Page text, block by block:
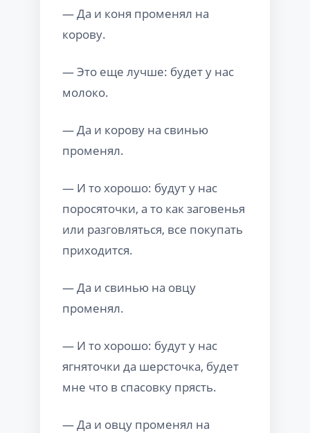
— Да и коня променял на
корову.
— Это еще лучше: будет у нас
молоко.
— Да и корову на свинью
променял.
— И то хорошо: будут у нас
поросяточки, а то как заговенья
или разговляться, все покупать
приходится.
— Да и свинью на овцу
променял.
— И то хорошо: будут у нас
ягняточки да шерсточка, будет
мне что в спасовку прясть.
— Да и овцу променял на